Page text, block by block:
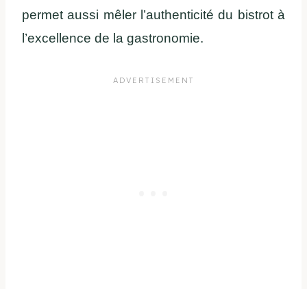
permet aussi mêler l’authenticité du bistrot à
l’excellence de la gastronomie.